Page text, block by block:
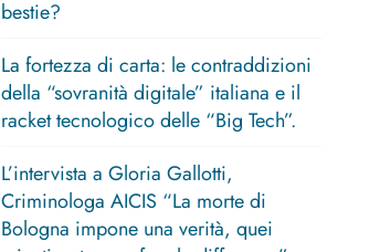
bestie?
La fortezza di carta: le contraddizioni
della “sovranità digitale” italiana e il
racket tecnologico delle “Big Tech”.
L’intervista a Gloria Gallotti,
Criminologa AICIS “La morte di
Bologna impone una verità, quei